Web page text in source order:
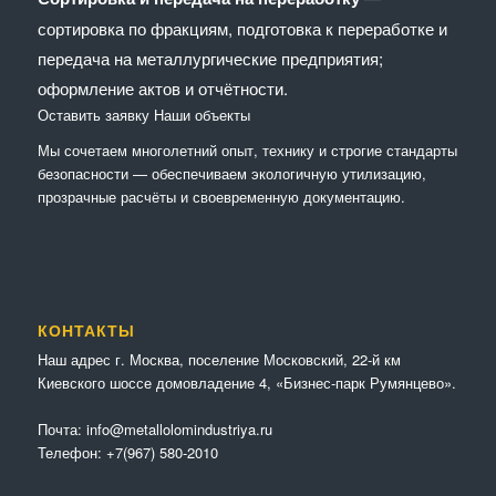
сортировка по фракциям, подготовка к переработке и
передача на металлургические предприятия;
оформление актов и отчётности.
Оставить заявку Наши объекты
Мы сочетaем многолетний опыт, технику и строгие стандарты
безопасности — обеспечиваем экологичную утилизацию,
прозрачные расчёты и своевременную документацию.
КОНТАКТЫ
Наш адрес г. Москва, поселение Московский, 22-й км
Киевского шоссе домовладение 4, «Бизнес-парк Румянцево».
Почта: info@metallolomindustriya.ru
Телефон: +7(967) 580-2010